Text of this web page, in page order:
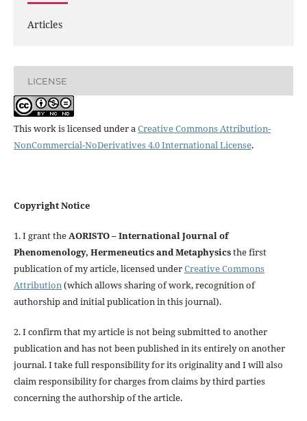
Articles
LICENSE
This work is licensed under aCreative Commons Attribution-
NonCommercial-NoDerivatives 4.0 International License.
Copyright Notice
1. I grant theAORISTO – International Journal of
Phenomenology, Hermeneutics and Metaphysicsthe first
publication of my article, licensed underCreative Commons
Attribution(which allows sharing of work, recognition of
authorship and initial publication in this journal).
2. I confirm that my article is not being submitted to another
publication and has not been published in its entirely on another
journal. I take full responsibility for its originality and I will also
claim responsibility for charges from claims by third parties
concerning the authorship of the article.